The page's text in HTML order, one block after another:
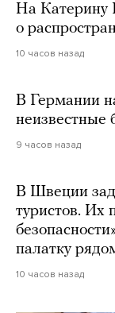
На Катерину
о
10 часов назад
В Германии
неизвестные
9 часов назад
В Швеции
туристов. Их
палатку
10 часов назад